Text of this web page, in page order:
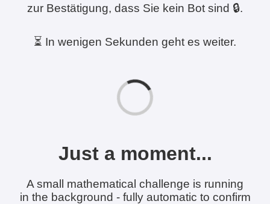
zur Bestätigung, dass Sie kein Bot sind 🔒.
⏳ In wenigen Sekunden geht es weiter.
Just a moment...
A small mathematical challenge is running
in the background - fully automatic to confirm